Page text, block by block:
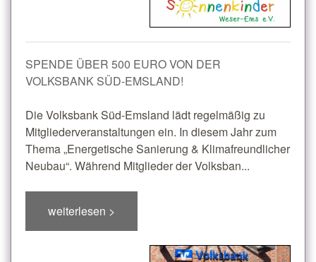
SPENDE ÜBER 500 EURO VON DER
VOLKSBANK SÜD-EMSLAND!
Die Volksbank Süd-Emsland lädt regelmäßig zu
Mitgliederveranstaltungen ein. In diesem Jahr zum
Thema „Energetische Sanierung & Klimafreundlicher
Neubau“. Während Mitglieder der Volksban...
weiterlesen >